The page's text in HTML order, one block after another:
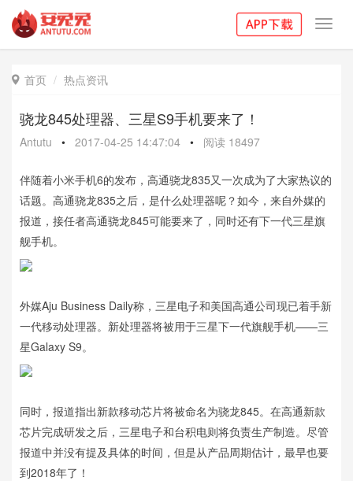
 首页 热点资讯
骁龙845处理器、三星S9手机要来了！
Antutu • 2017-04-25 14:47:04 • 阅读 18497
伴随着小米手机6的发布，高通骁龙835又一次成为了大家热议的
话题。高通骁龙835之后，是什么处理器呢？如今，来自外媒的
报道，接任者高通骁龙845可能要来了，同时还有下一代三星旗
舰手机。
外媒Aju Business Daily称，三星电子和美国高通公司现已着手新
一代移动处理器。新处理器将被用于三星下一代旗舰手机——三
星Galaxy S9。
同时，报道指出新款移动芯片将被命名为骁龙845。在高通新款
芯片完成研发之后，三星电子和台积电则将负责生产制造。尽管
报道中并没有提及具体的时间，但是从产品周期估计，最早也要
到2018年了！